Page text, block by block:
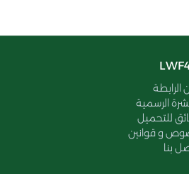
الرابطة
الرسمية
للتحميل
و قوانين
بنا